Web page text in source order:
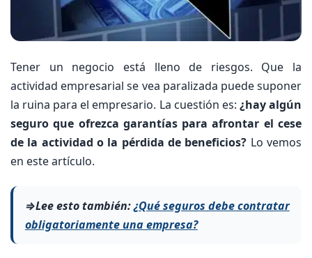
Tener un negocio está lleno de riesgos. Que la
actividad empresarial se vea paralizada puede suponer
la ruina para el empresario. La cuestión es: ¿hay algún
seguro que ofrezca garantías para afrontar el cese
de la actividad o la pérdida de beneficios? Lo vemos
en este artículo.
⇒Lee esto también:¿Qué seguros debe contratar
obligatoriamente una empresa?